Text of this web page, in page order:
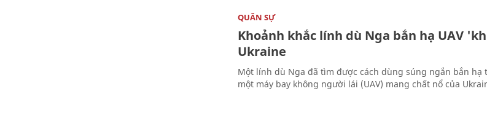
QUÂN SỰ
Khoảnh khắc lính dù Nga bắn hạ UAV
Ukraine
Một lính dù Nga đã tìm được cách dùng súng ngắn bắn hạ
một máy bay không người lái (UAV) mang chất nổ của